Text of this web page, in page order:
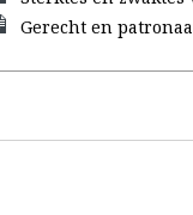
Gerecht en